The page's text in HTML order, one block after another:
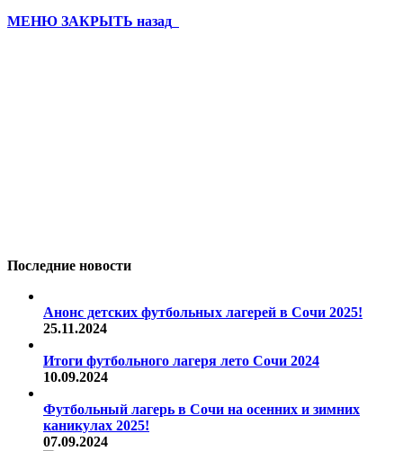
МЕНЮ ЗАКРЫТЬ назад
Последние новости
Анонс детских футбольных лагерей в Сочи 2025!
25.11.2024
Итоги футбольного лагеря лето Сочи 2024
10.09.2024
Футбольный лагерь в Сочи на осенних и зимних
каникулах 2025!
07.09.2024